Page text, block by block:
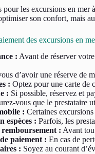
les excursions en mer
son confort, mais
des excursions en
: Avant de réserver
d’avoir une réserve de
: Optez pour une carte de
: Si possible, réservez et
vous que le prestataire
: Certaines
espèces : Parfois, les
: Avant
paiement : En cas de
: Soyez au courant